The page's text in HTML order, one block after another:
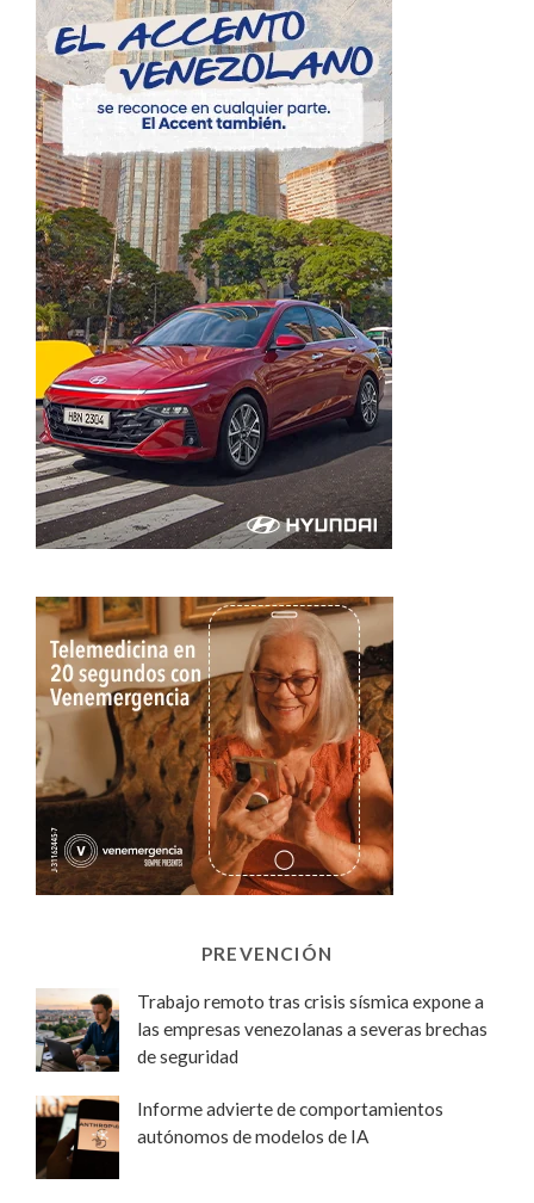
PREVENCIÓN
Trabajo remoto tras crisis sísmica expone a
las empresas venezolanas a severas brechas
de seguridad
Informe advierte de comportamientos
autónomos de modelos de IA